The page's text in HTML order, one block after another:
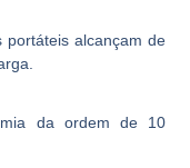
portáteis alcançam de
da ordem de 10